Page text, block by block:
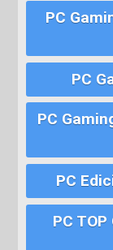
PC
PC
PC
PC
PC